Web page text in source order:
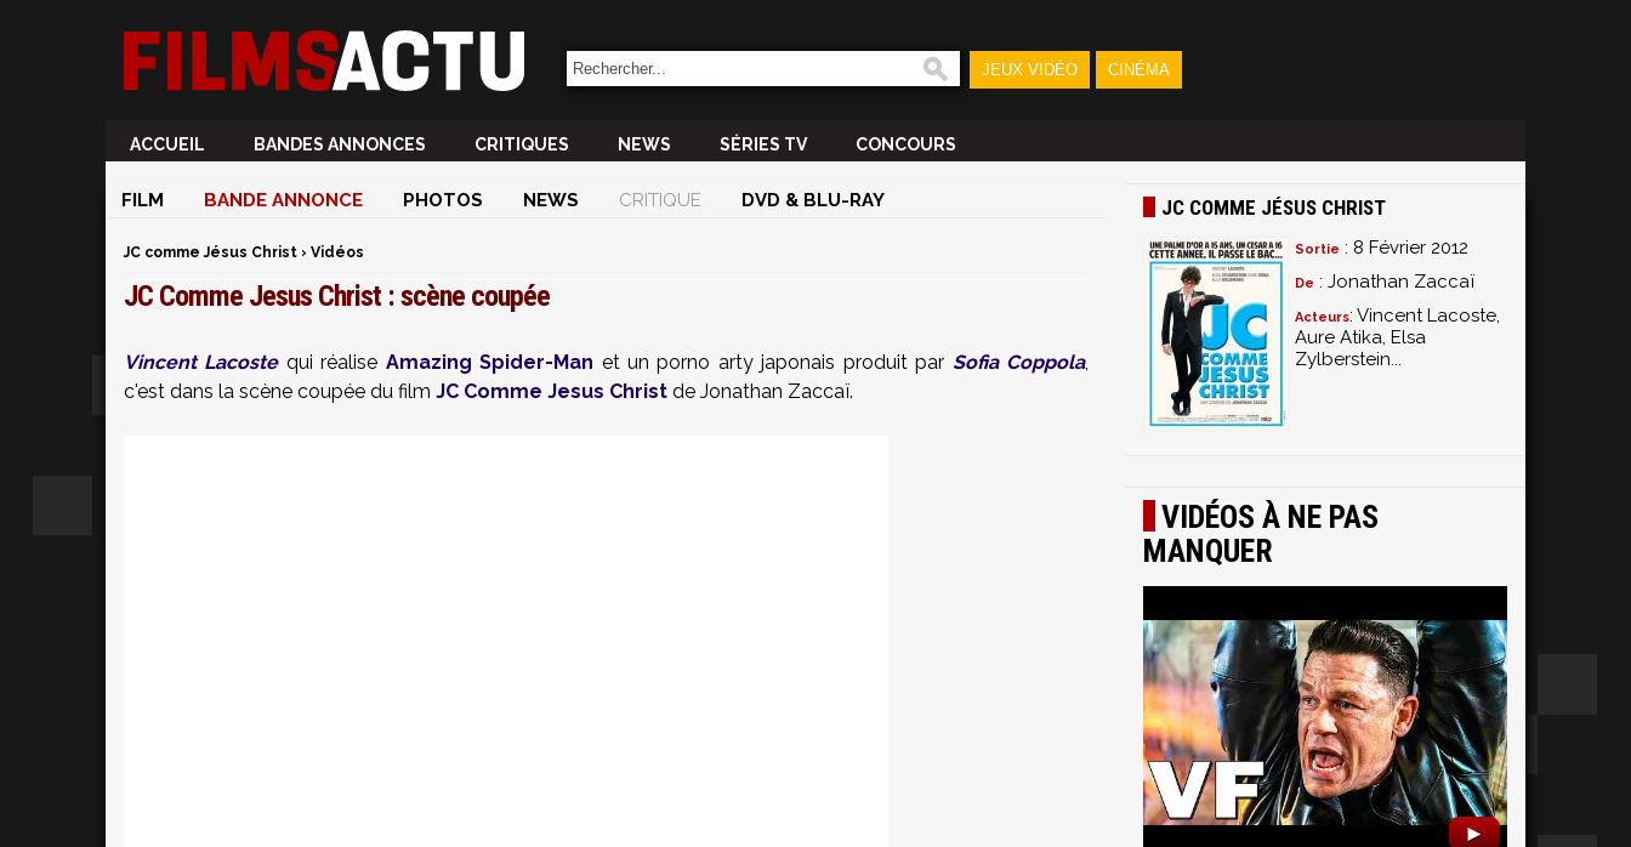
JEUX VIDÉO CINÉMA
ACCUEIL BANDES ANNONCES CRITIQUES NEWS SÉRIES TV CONCOURS
FILM BANDE ANNONCE PHOTOS NEWS CRITIQUE DVD & BLU-RAY
JC comme Jésus Christ › Vidéos
JC Comme Jesus Christ : scène coupée
Vincent Lacostequi réalise Amazing Spider-Man et un porno arty japonais produit par Sofia Coppola,
c'est dans la scène coupée du film JC Comme Jesus Christ de Jonathan Zaccaï.
JC COMME JÉSUS CHRIST
Sortie : 8 Février 2012
De : Jonathan Zaccaï
Acteurs: Vincent Lacoste,
Aure Atika, Elsa
Zylberstein...
VIDÉOS À NE PAS
MANQUER
►